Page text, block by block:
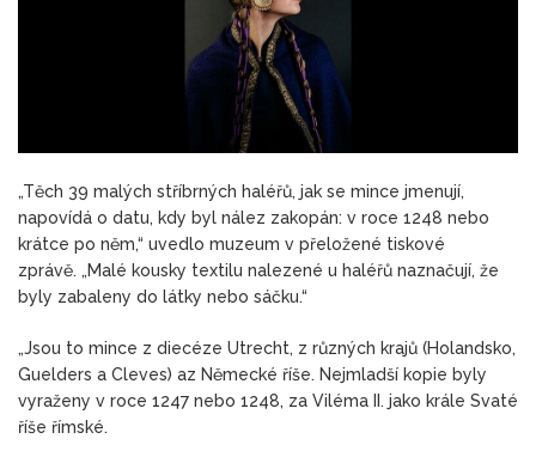
„Těch 39 malých stříbrných haléřů, jak se mince jmenují,
napovídá o datu, kdy byl nález zakopán: v roce 1248 nebo
krátce po něm,“ uvedlo muzeum v přeložené tiskové
zprávě. „Malé kousky textilu nalezené u haléřů naznačují, že
byly zabaleny do látky nebo sáčku.“
„Jsou to mince z diecéze Utrecht, z různých krajů (Holandsko,
Guelders a Cleves) az Německé říše. Nejmladší kopie byly
vyraženy v roce 1247 nebo 1248, za Viléma II. jako krále Svaté
říše římské.